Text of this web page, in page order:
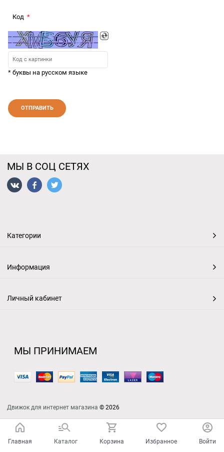
Код
* буквы на русском языке
МЫ В СОЦ СЕТЯХ
Категории
Информация
Личный кабинет
МЫ ПРИНИМАЕМ
Движок для интернет магазина © 2026
Главная Каталог Корзина Избранное Войти